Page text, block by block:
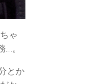
ゃ
…。
とか